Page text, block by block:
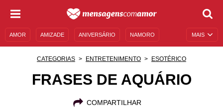
MAIS
AMOR AMIZADE ANIVERSÁRIO NAMORO
DESCULPAS
CATEGORIAS ENTRETENIMENTO ESOTÉRICO
FRASES DE AQUÁRIO
COMPARTILHAR